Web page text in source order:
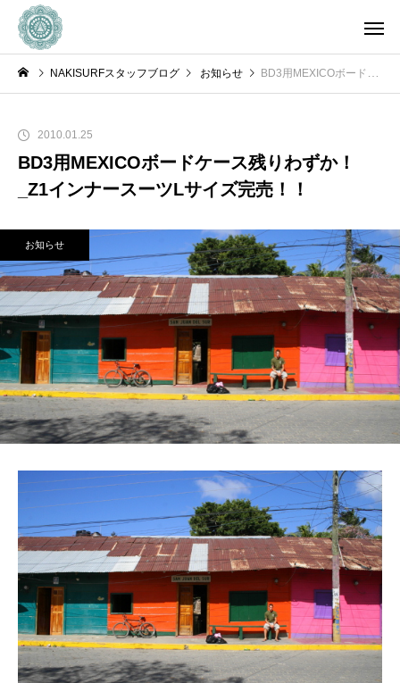
NAKISURFスタッフブログ お知らせ BD3用MEXICOボードケース残りわずか！_Z1インナースーツLサイズ完売！！
2010.01.25
BD3用MEXICOボードケース残りわずか！
_Z1インナースーツLサイズ完売！！
お知らせ